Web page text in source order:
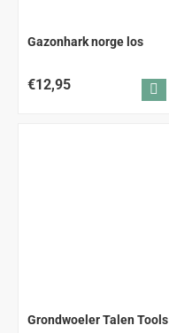
Gazonhark norge los
€12,95
Grondwoeler Talen Tools